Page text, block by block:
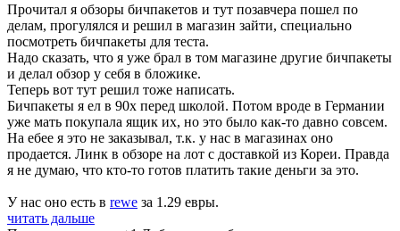
Прочитал я обзоры бичпакетов и тут позавчера пошел по
делам, прогулялся и решил в магазин зайти, специально
посмотреть бичпакеты для теста.
Надо сказать, что я уже брал в том магазине другие бичпакеты
и делал обзор у себя в бложике.
Теперь вот тут решил тоже написать.
Бичпакеты я ел в 90х перед школой. Потом вроде в Германии
уже мать покупала ящик их, но это было как-то давно совсем.
На ебее я это не заказывал, т.к. у нас в магазинах оно
продается. Линк в обзоре на лот с доставкой из Кореи. Правда
я не думаю, что кто-то готов платить такие деньги за это.
У нас оно есть в rewe за 1.29 евры.
читать дальше